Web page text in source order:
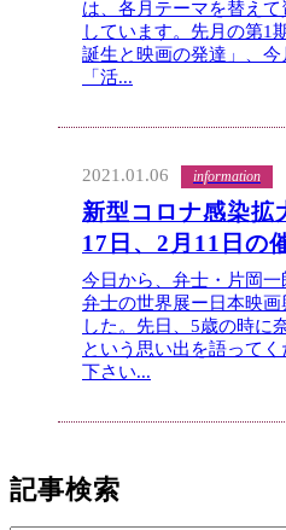
は、各月テーマを替えて
しています。先月の第1
誕生と映画の発達」、今
「活...
2021.01.06 information
新型コロナ感染拡
17日、2月11日の
今日から、弁士・片岡
弁士の世界展ー日本映
した。先日、5歳の時に
という思い出を語って
下さい...
記事検索